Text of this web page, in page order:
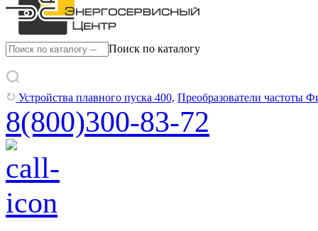
Поиск по каталогу
Устройства плавного пуска 400, Преобразователи частоты
8(800)300-83-72